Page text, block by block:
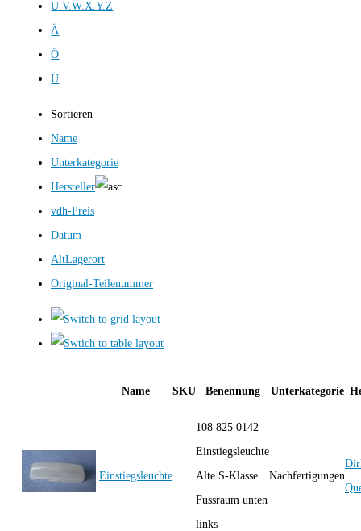
U.V.W.X.Y.Z
Ä
Ö
Ü
Sortieren
Name
Unterkategorie
Hersteller
vdh-Preis
Datum
AltLagerort
Original-Teilenummer
Name SKU Benennung Unterkategorie
Einstiegsleuchte
108 825 0142
Einstiegsleuchte
Alte S-Klasse
Fussraum unten
links
Nachfertigungen